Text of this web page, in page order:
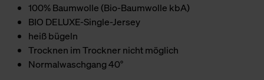
100% Baumwolle (Bio-Baumwolle kbA)
BIO DELUXE-Single-Jersey
heiß bügeln
Trocknen im Trockner nicht möglich
Normalwaschgang 40°